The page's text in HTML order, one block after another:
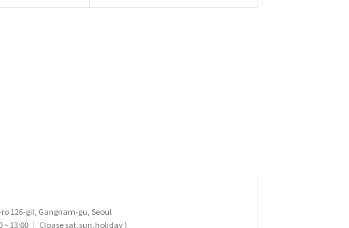
ro 126-gil, Gangnam-gu, Seoul
~ 13:00 | Cloase sat,sun,holiday )